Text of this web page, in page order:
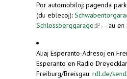
Por automobiloj: pagenda
(du eblecoj):
Schlossberggarage(link is
- - au
Aliaj Esperanto-Adresoj en
Esperanto en Radio
Freiburg/Breisgau: rdl.de/